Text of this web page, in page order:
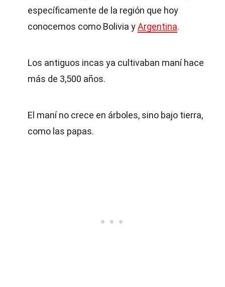
específicamente de la región que hoy
conocemos como Bolivia yArgentina.
Los antiguos incas ya cultivaban maní hace
más de 3,500 años.
El maní no crece en árboles, sino bajo tierra,
como las papas.